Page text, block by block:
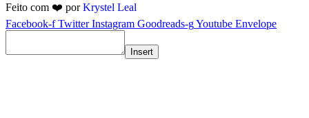
Feito com ❤️ porKrystel Leal
Facebook-f Twitter Instagram Goodreads-gYoutube Envelope
Insert